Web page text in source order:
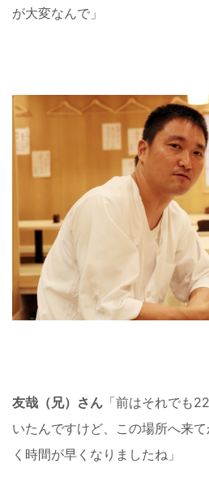
が大変なんで」
友哉（兄）さん 「前はそれでも
いたんですけど、この場所へ来
く時間が早くなりましたね」